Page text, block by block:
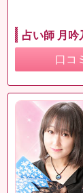
占い師 月吟
口コ